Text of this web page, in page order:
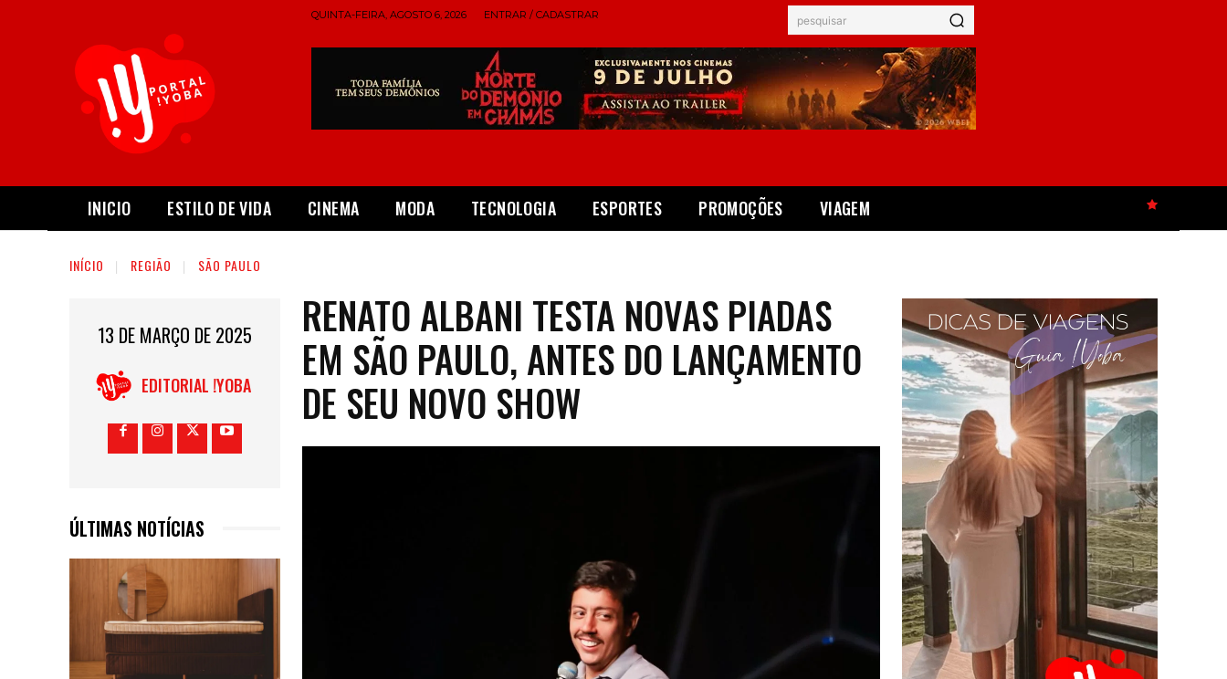
QUINTA-FEIRA, AGOSTO 6, 2026 ENTRAR / CADASTRAR pesquisar
INICIO ESTILO DE VIDA CINEMA MODA TECNOLOGIA ESPORTES PROMOÇÕES VIAGEM
INÍCIO REGIÃO SÃO PAULO
13 DE MARÇO DE 2025
EDITORIAL !YOBA
ÚLTIMAS NOTÍCIAS
RENATO ALBANI TESTA NOVAS PIADAS
EM SÃO PAULO, ANTES DO LANÇAMENTO
DE SEU NOVO SHOW